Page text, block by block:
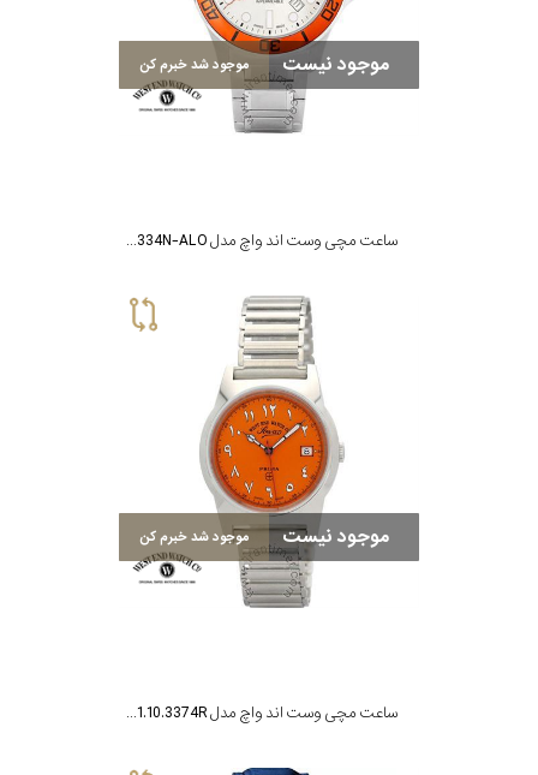
موجود نیست موجود شد خبرم کن
ساعت مچی وست اند واچ مدل 10W6850.10.3334N-ALO
موجود نیست موجود شد خبرم کن
ساعت مچی وست اند واچ مدل 10W6841.10.3374R